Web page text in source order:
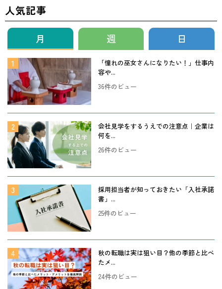
人気記事
月 週 日
「憧れの巫女さんになりたい！」仕事内
容や...
36件のビュー
会社見学をするうえでの注意点｜企業は
何を...
26件のビュー
採用担当者が知っておきたい「入社承諾
書」...
25件のビュー
秋の転職は実は狙い目？他の季節と比べ
たメ...
24件のビュー